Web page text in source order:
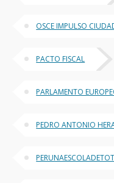
OSCE IMPULSO
PACTO FISCAL
PARLAMENTO
PEDRO ANTONIO